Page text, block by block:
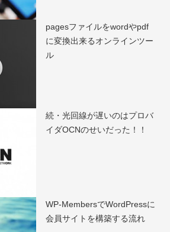
pagesファイルをwordやpdf
に変換出来るオンラインツー
ル
続・光回線が遅いのはプロバ
イダOCNのせいだった！！
WP-MembersでWordPressに
会員サイトを構築する流れ